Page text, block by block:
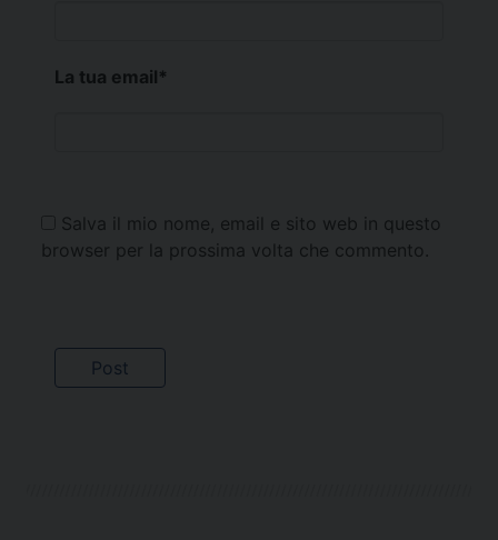
La tua email*
Salva il mio nome, email e sito web in questo
browser per la prossima volta che commento.